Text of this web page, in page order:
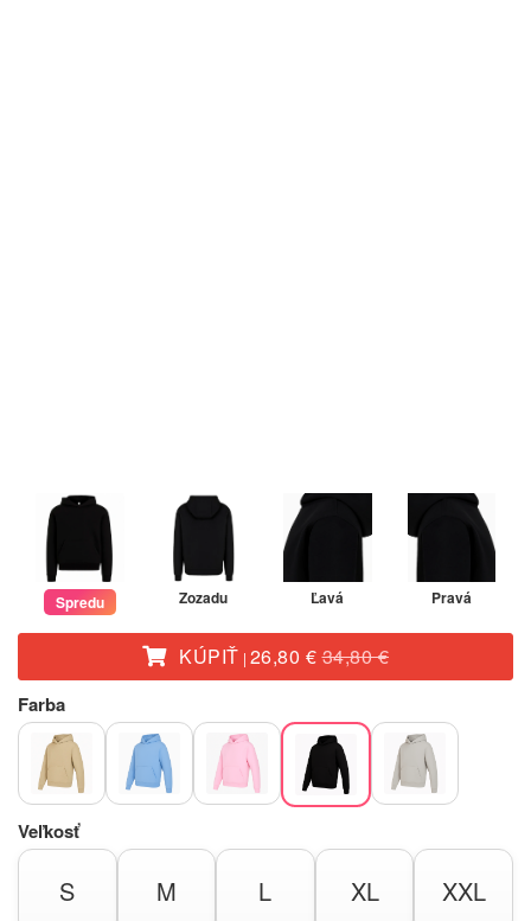
Spredu Zozadu Ľavá Pravá
KÚPIŤ | 26,80 €34,80 €
Farba
Veľkosť
S M L XL XXL